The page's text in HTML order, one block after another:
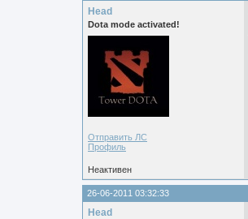
Head
Dota mode activated!
Отправить ЛС
Профиль
Неактивен
26-06-2011 03:32:33
Head